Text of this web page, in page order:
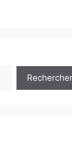
Rechercher